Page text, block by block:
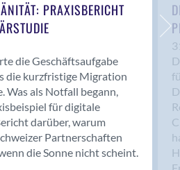
PRAXISBERICHT
die Geschäftsaufgabe
die kurzfristige Migration
Was als Notfall begann,
für digitale
darüber, warum
Partnerschaften
die Sonne nicht scheint.